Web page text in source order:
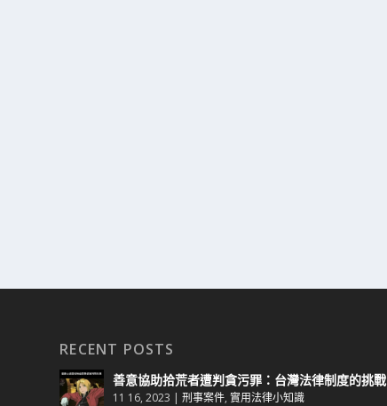
RECENT POSTS
善意協助拾荒者遭判貪污罪：台灣法律制度的挑戰
11 16, 2023 |刑事案件,實用法律小知識